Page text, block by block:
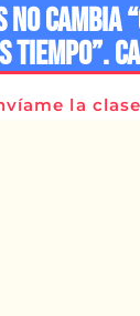
no cambia
tiempo”.
la clase